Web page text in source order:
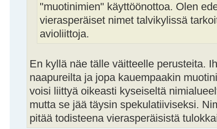
"muotinimien" käyttöönottoa. Olen
vierasperäiset nimet talvikylissä
avioliittoja.
En kyllä näe tälle väitteelle perusteita.
naapureilta ja jopa kauempaakin
voisi liittyä oikeasti kyseiseltä
mutta se jää täysin spekulatiiviseksi.
pitää todisteena vierasperäisistä